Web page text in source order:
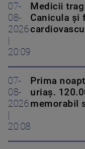
07-
08-
2026
|
20:09
Medicii
Canicula și
07-
08-
2026
|
20:08
Prima
uriaș.
memorabil